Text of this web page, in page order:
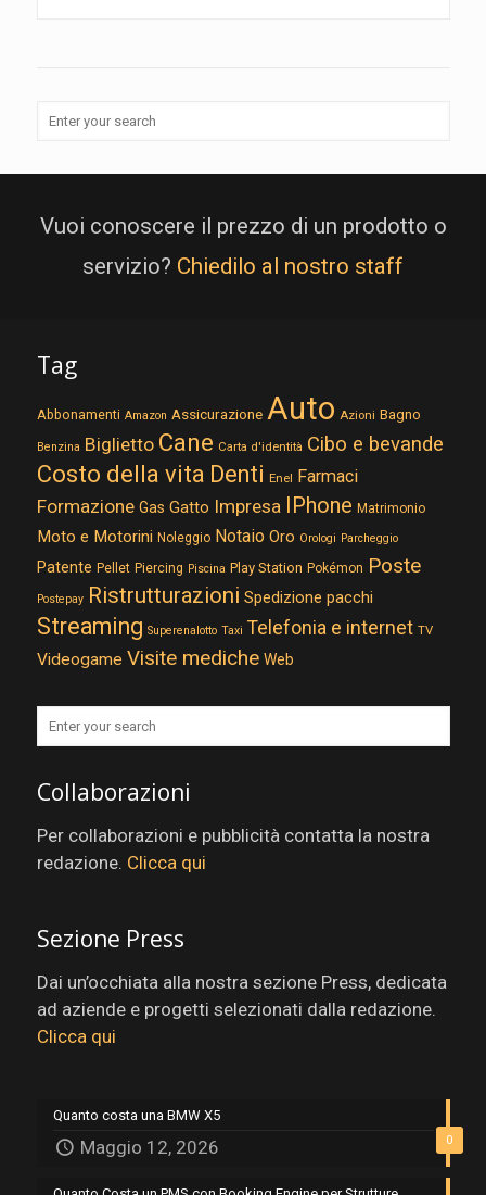
Vuoi conoscere il prezzo di un prodotto o
servizio? Chiedilo al nostro staff
Tag
Abbonamenti Amazon Assicurazione Auto Azioni Bagno
Benzina Biglietto Cane Carta d'identità Cibo e bevande
Costo della vita Denti Enel Farmaci
Formazione Gas Gatto Impresa IPhone Matrimonio
Moto e Motorini Noleggio Notaio Oro Orologi Parcheggio
Patente Pellet Piercing Piscina Play Station Pokémon Poste
Postepay Ristrutturazioni Spedizione pacchi
Streaming Superenalotto Taxi Telefonia e internet TV
Videogame Visite mediche Web
Collaborazioni
Per collaborazioni e pubblicità contatta la nostra
redazione. Clicca qui
Sezione Press
Dai un’occhiata alla nostra sezione Press, dedicata
ad aziende e progetti selezionati dalla redazione.
Clicca qui
0
Quanto costa una BMW X5
Maggio 12, 2026